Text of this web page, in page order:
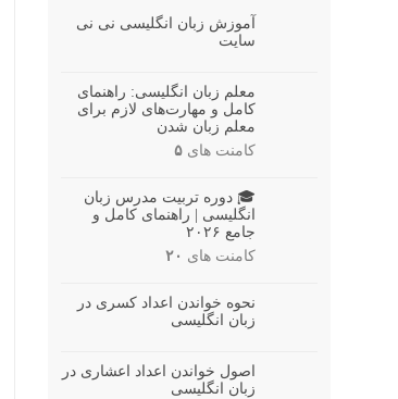
آموزش زبان انگلیسی نی نی
سایت
معلم زبان انگلیسی: راهنمای
کامل و مهارت‌های لازم برای
معلم زبان شدن
کامنت های ۵
🎓 دوره تربیت مدرس زبان
انگلیسی | راهنمای کامل و
جامع ۲۰۲۶
کامنت های ۲۰
نحوه خواندن اعداد کسری در
زبان انگلیسی
اصول خواندن اعداد اعشاری در
زبان انگلیسی